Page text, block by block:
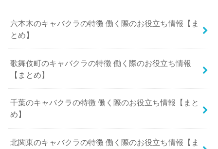
六本木のキャバクラの特徴 働く際のお役立ち情報【ま
とめ】
歌舞伎町のキャバクラの特徴 働く際のお役立ち情報
【まとめ】
千葉のキャバクラの特徴 働く際のお役立ち情報【まと
め】
北関東のキャバクラの特徴 働く際のお役立ち情報【ま